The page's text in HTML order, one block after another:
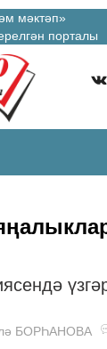
мәктәп»
порталы
БОРҺАНОВА